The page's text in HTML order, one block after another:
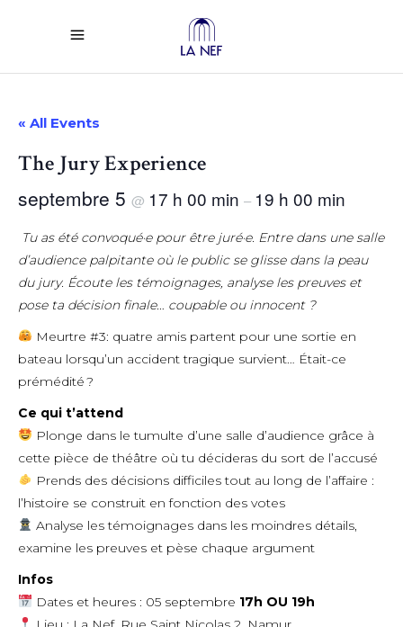
« All Events
The Jury Experience
septembre 5 @ 17 h 00 min – 19 h 00 min
Tu as été convoqué·e pour être juré·e. Entre dans une salle
d’audience palpitante où le public se glisse dans la peau
du jury. Écoute les témoignages, analyse les preuves et
pose ta décision finale… coupable ou innocent ?
Meurtre #3: quatre amis partent pour une sortie en
bateau lorsqu’un accident tragique survient… Était-ce
prémédité ?
Ce qui t’attend
Plonge dans le tumulte d’une salle d’audience grâce à
cette pièce de théâtre où tu décideras du sort de l’accusé
Prends des décisions difficiles tout au long de l’affaire :
l’histoire se construit en fonction des votes
Analyse les témoignages dans les moindres détails,
examine les preuves et pèse chaque argument
Infos
Dates et heures : 05 septembre 17h OU 19h